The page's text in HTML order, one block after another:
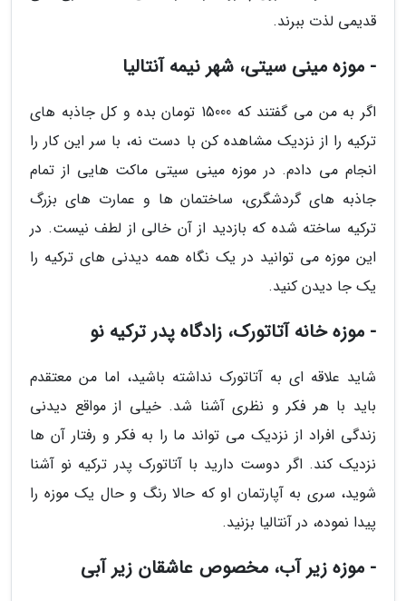
قدیمی لذت ببرند.
- موزه مینی سیتی، شهر نیمه آنتالیا
اگر به من می گفتند که 15000 تومان بده و کل جاذبه های
ترکیه را از نزدیک مشاهده کن با دست نه، با سر این کار را
انجام می دادم. در موزه مینی سیتی ماکت هایی از تمام
جاذبه های گردشگری، ساختمان ها و عمارت های بزرگ
ترکیه ساخته شده که بازدید از آن خالی از لطف نیست. در
این موزه می توانید در یک نگاه همه دیدنی های ترکیه را
یک جا دیدن کنید.
- موزه خانه آتاتورک، زادگاه پدر ترکیه نو
شاید علاقه ای به آتاتورک نداشته باشید، اما من معتقدم
باید با هر فکر و نظری آشنا شد. خیلی از مواقع دیدنی
زندگی افراد از نزدیک می تواند ما را به فکر و رفتار آن ها
نزدیک کند. اگر دوست دارید با آتاتورک پدر ترکیه نو آشنا
شوید، سری به آپارتمان او که حالا رنگ و حال یک موزه را
پیدا نموده، در آنتالیا بزنید.
- موزه زیر آب، مخصوص عاشقان زیر آبی